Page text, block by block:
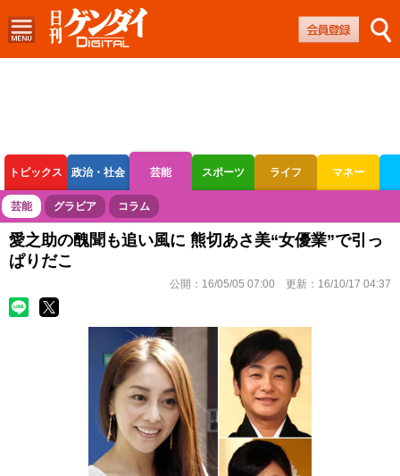
トピックス 政治・社会 芸能 スポーツ ライフ マネー
ボートレース 競輪 オートレース
芸能 グラビア コラム
愛之助の醜聞も追い風に 熊切あさ美“女優業”で引っ
ぱりだこ
公開： 16/05/05 07:00 更新： 16/10/17 04:37